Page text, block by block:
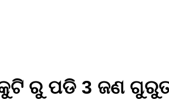
ରୁ ପଡି 3 ଜଣ